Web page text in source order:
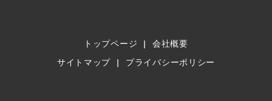
トップページ
会社概要
サイトマップ
プライバシーポリシー